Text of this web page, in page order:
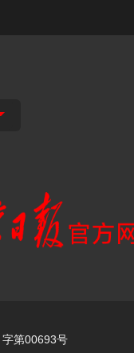
字第00693号